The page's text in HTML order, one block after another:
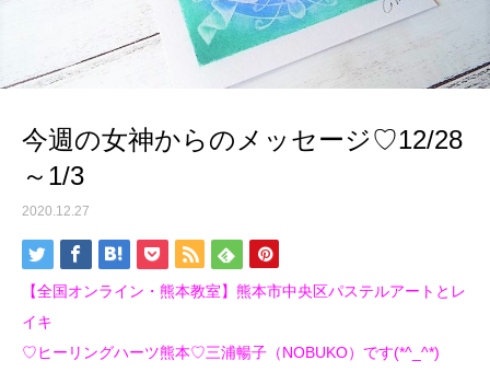
今週の女神からのメッセージ♡12/28
～1/3
2020.12.27
【全国オンライン・熊本教室】熊本市中央区パステルアートとレ
イキ
♡ヒーリングハーツ熊本♡三浦暢子（NOBUKO）です(*^_^*)